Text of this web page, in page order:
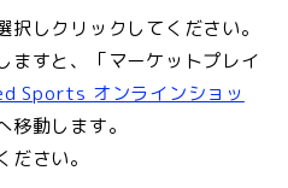
しクリックしてください。
すと、「マーケットプレイ
Sports オンラインショッ
移動します。
さい。